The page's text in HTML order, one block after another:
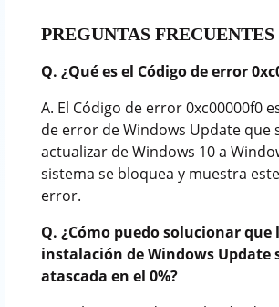
PREGUNTAS FRECUENTES
Q. ¿Qué es el Código de error
A. El Código de error 0xc00000f0
de error de Windows Update que
actualizar de Windows 10 a
sistema se bloquea y muestra
error.
Q. ¿Cómo puedo solucionar que
instalación de Windows Update
atascada en el 0%?